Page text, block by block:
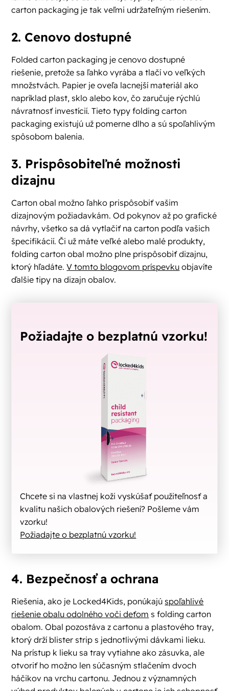
carton packaging je tak veľmi udržateľným riešením.
2. Cenovo dostupné
Folded carton packaging je cenovo dostupné
riešenie, pretože sa ľahko vyrába a tlačí vo veľkých
množstvách. Papier je oveľa lacnejší materiál ako
napríklad plast, sklo alebo kov, čo zaručuje rýchlú
návratnosť investícií. Tieto typy folding carton
packaging existujú už pomerne dlho a sú spoľahlivým
spôsobom balenia.
3. Prispôsobiteľné možnosti
dizajnu
Carton obal možno ľahko prispôsobiť vašim
dizajnovým požiadavkám. Od pokynov až po grafické
návrhy, všetko sa dá vytlačiť na carton podľa vašich
špecifikácií. Či už máte veľké alebo malé produkty,
folding carton obal možno plne prispôsobiť dizajnu,
ktorý hľadáte.V tomto blogovom príspevku objavíte
ďalšie tipy na dizajn obalov.
Požiadajte o bezplatnú vzorku!
Chcete si na vlastnej koži vyskúšať použiteľnosť a
kvalitu našich obalových riešení? Pošleme vám
vzorku!
Požiadajte o bezplatnú vzorku!
4. Bezpečnosť a ochrana
Riešenia, ako je Locked4Kids, ponúkajúspoľahlivé
riešenie obalu odolného voči deťom s folding carton
obalom. Obal pozostáva z cartonu a plastového tray,
ktorý drží blister strip s jednotlivými dávkami lieku.
Na prístup k lieku sa tray vytiahne ako zásuvka, ale
otvoriť ho možno len súčasným stlačením dvoch
háčikov na vrchu cartonu. Jednou z významných